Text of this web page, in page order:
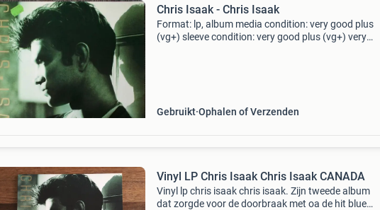
Chris Isaak - Chris Isaak
Format: lp, album media condition: very good plus
(vg+) sleeve condition: very good plus (vg+) very
Gebruikt Ophalen of Verzenden
Vinyl LP Chris Isaak Chris Isaak CANADA
Vinyl lp chris isaak chris isaak. Zijn tweede album
dat zorgde voor de doorbraak met oa de hit blue